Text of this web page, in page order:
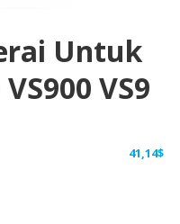
Untuk
VS9
41,14$